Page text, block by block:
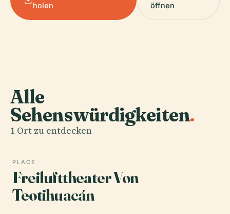
holen
öffnen
Alle
Sehenswürdigkeiten.
1 Ort zu entdecken
PLACE
Freilufttheater Von
Teotihuacán